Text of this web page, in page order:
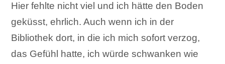
Hier fehlte nicht viel und ich hätte den Boden
geküsst, ehrlich. Auch wenn ich in der
Bibliothek dort, in die ich mich sofort verzog,
das Gefühl hatte, ich würde schwanken wie